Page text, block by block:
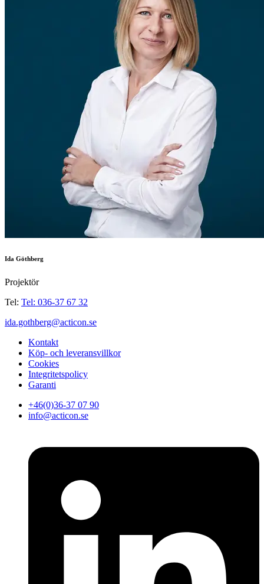
Ida Göthberg
Projektör
Tel: Tel: 036-37 67 32
ida.gothberg@acticon.se
Kontakt
Köp- och leveransvillkor
Cookies
Integritetspolicy
Garanti
+46(0)36-37 07 90
info@acticon.se